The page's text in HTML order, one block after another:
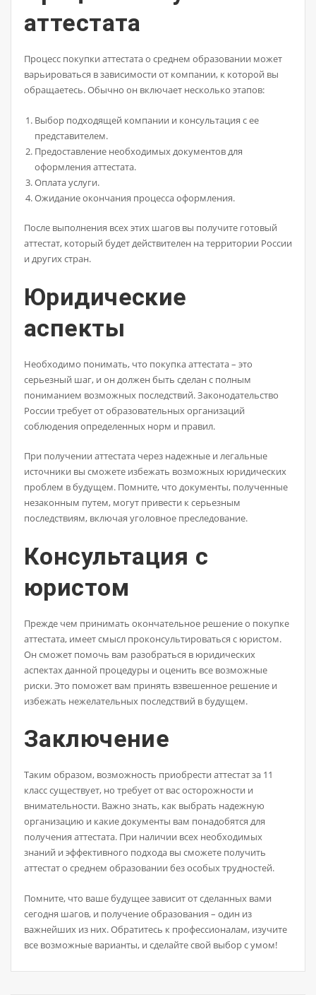
аттестата
Процесс покупки аттестата о среднем образовании может
варьироваться в зависимости от компании, к которой вы
обращаетесь. Обычно он включает несколько этапов:
Выбор подходящей компании и консультация с ее
представителем.
Предоставление необходимых документов для
оформления аттестата.
Оплата услуги.
Ожидание окончания процесса оформления.
После выполнения всех этих шагов вы получите готовый
аттестат, который будет действителен на территории России
и других стран.
Юридические
аспекты
Необходимо понимать, что покупка аттестата – это
серьезный шаг, и он должен быть сделан с полным
пониманием возможных последствий. Законодательство
России требует от образовательных организаций
соблюдения определенных норм и правил.
При получении аттестата через надежные и легальные
источники вы сможете избежать возможных юридических
проблем в будущем. Помните, что документы, полученные
незаконным путем, могут привести к серьезным
последствиям, включая уголовное преследование.
Консультация с
юристом
Прежде чем принимать окончательное решение о покупке
аттестата, имеет смысл проконсультироваться с юристом.
Он сможет помочь вам разобраться в юридических
аспектах данной процедуры и оценить все возможные
риски. Это поможет вам принять взвешенное решение и
избежать нежелательных последствий в будущем.
Заключение
Таким образом, возможность приобрести аттестат за 11
класс существует, но требует от вас осторожности и
внимательности. Важно знать, как выбрать надежную
организацию и какие документы вам понадобятся для
получения аттестата. При наличии всех необходимых
знаний и эффективного подхода вы сможете получить
аттестат о среднем образовании без особых трудностей.
Помните, что ваше будущее зависит от сделанных вами
сегодня шагов, и получение образования – один из
важнейших из них. Обратитесь к профессионалам, изучите
все возможные варианты, и сделайте свой выбор с умом!